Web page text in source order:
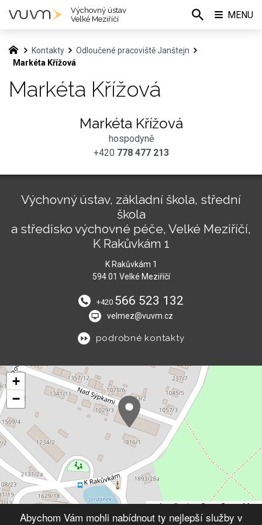
Kontakty
Odloučené pracoviště Janštejn
Markéta Křížová
Markéta Křížová
Markéta Křížová
hospodyně
+420 778 477 213
Výchovný ústav, základní škola, střední
škola
a středisko výchovné péče, Velké Meziříčí,
K Rakůvkám 1
K Rakůvkám 1
594 01 Velké Meziříčí
+420 566 523 132
velmez@vuvm.cz
podrobné kontakty
+
−
Leaflet | © OpenStreetMap
Výchovný ústav
Velké Meziříčí
MENU
Abychom Vám mohli nabídnout ty nejlepší služby v